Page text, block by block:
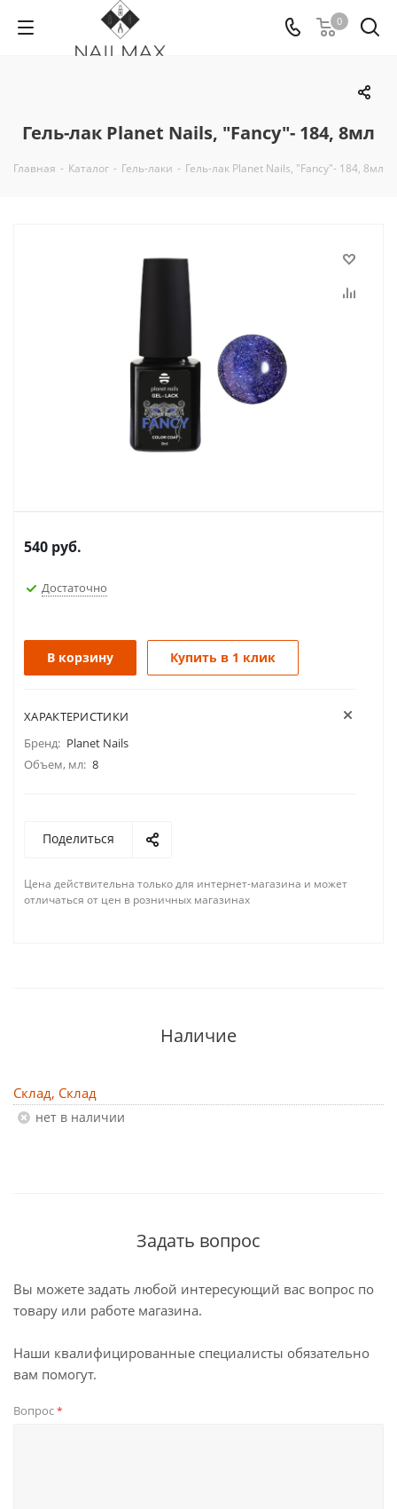
0
Гель-лак Planet Nails, "Fancy"- 184, 8мл
Главная - Каталог - Гель-лаки - Гель-лак Planet Nails, "Fancy"- 184, 8мл
540 руб.
Достаточно
В корзину Купить в 1 клик
ХАРАКТЕРИСТИКИ
Бренд: Planet Nails
Объем, мл: 8
Поделиться
Цена действительна только для интернет-магазина и может
отличаться от цен в розничных магазинах
Наличие
Склад, Склад
Нет в наличии
Задать вопрос
Вы можете задать любой интересующий вас вопрос по
товару или работе магазина.
Наши квалифицированные специалисты обязательно
вам помогут.
Вопрос*